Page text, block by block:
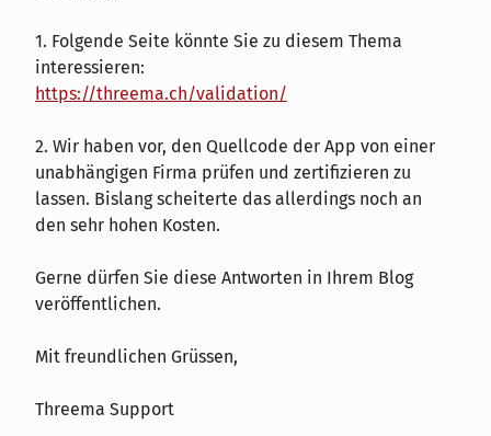
1. Folgende Seite könnte Sie zu diesem Thema
interessieren:
https://threema.ch/validation/
2. Wir haben vor, den Quellcode der App von einer
unabhängigen Firma prüfen und zertifizieren zu
lassen. Bislang scheiterte das allerdings noch an
den sehr hohen Kosten.
Gerne dürfen Sie diese Antworten in Ihrem Blog
veröffentlichen.
Mit freundlichen Grüssen,
Threema Support